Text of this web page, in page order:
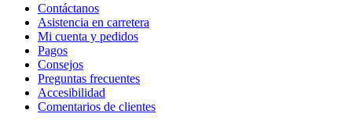
Contáctanos
Asistencia en carretera
Mi cuenta y pedidos
Pagos
Consejos
Preguntas frecuentes
Accesibilidad
Comentarios de clientes